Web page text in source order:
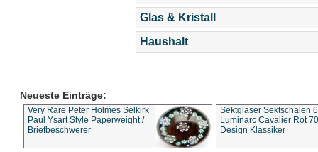
Glas & Kristall
Haushalt
Neueste Einträge:
Very Rare Peter Holmes Selkirk
Paul Ysart Style Paperweight /
Briefbeschwerer
Sektgläser Sektschalen
Luminarc Cavalier Rot
Design Klassiker